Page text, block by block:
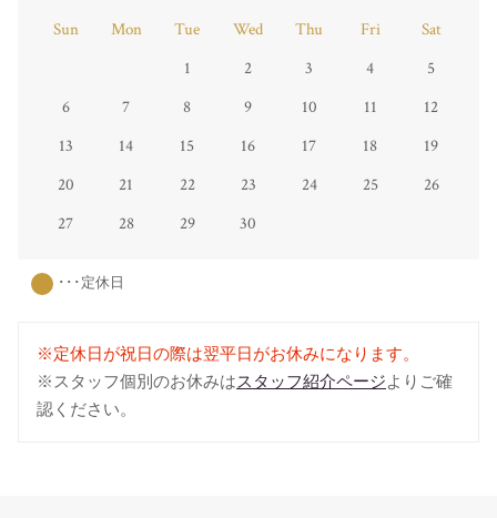
Sun Mon Tue Wed Thu Fri
Sat
1
2 3 4
5
6
7 8 9 10 11
12
13
14 15 16 17 18
19
20
21 22 23 24 25
26
27
28 29 30
･･･定休日
※定休日が祝日の際は翌平日がお休みになります。
※スタッフ個別のお休みはスタッフ紹介ページよりご確
認ください。